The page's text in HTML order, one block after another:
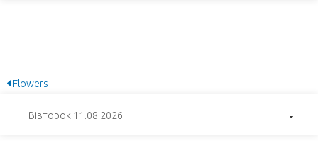
Flowers
Вівторок 11.08.2026